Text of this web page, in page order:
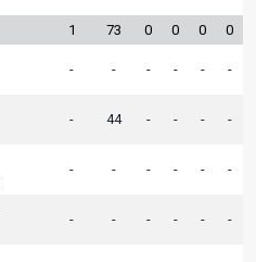
1 73 0 0 0 0
- - - - - -
- 44 - - - -
- - - - - -
- - - - - -